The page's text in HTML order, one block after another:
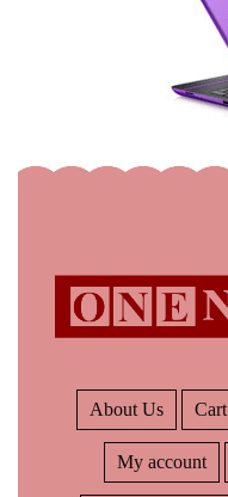
About Us Cart
My account